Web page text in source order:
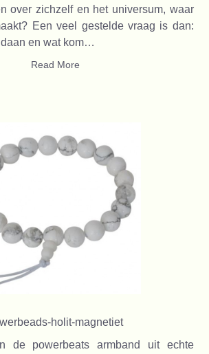
over zichzelf en het universum, waar
Een veel gestelde vraag is dan:
en wat kom…
Read More
holit-magnetiet
de powerbeats armband uit echte